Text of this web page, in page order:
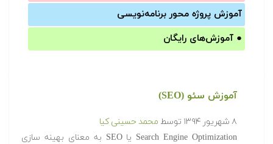
آموزش‌ پروژه محور برنامه‌نویسی
● آموزش‌های رایگان
آموزش سئو (SEO)
۸ شهریور ۱۳۹۴ توسط محمد حسینی کیا
Search Engine Optimization یا SEO به معنای بهینه سازی